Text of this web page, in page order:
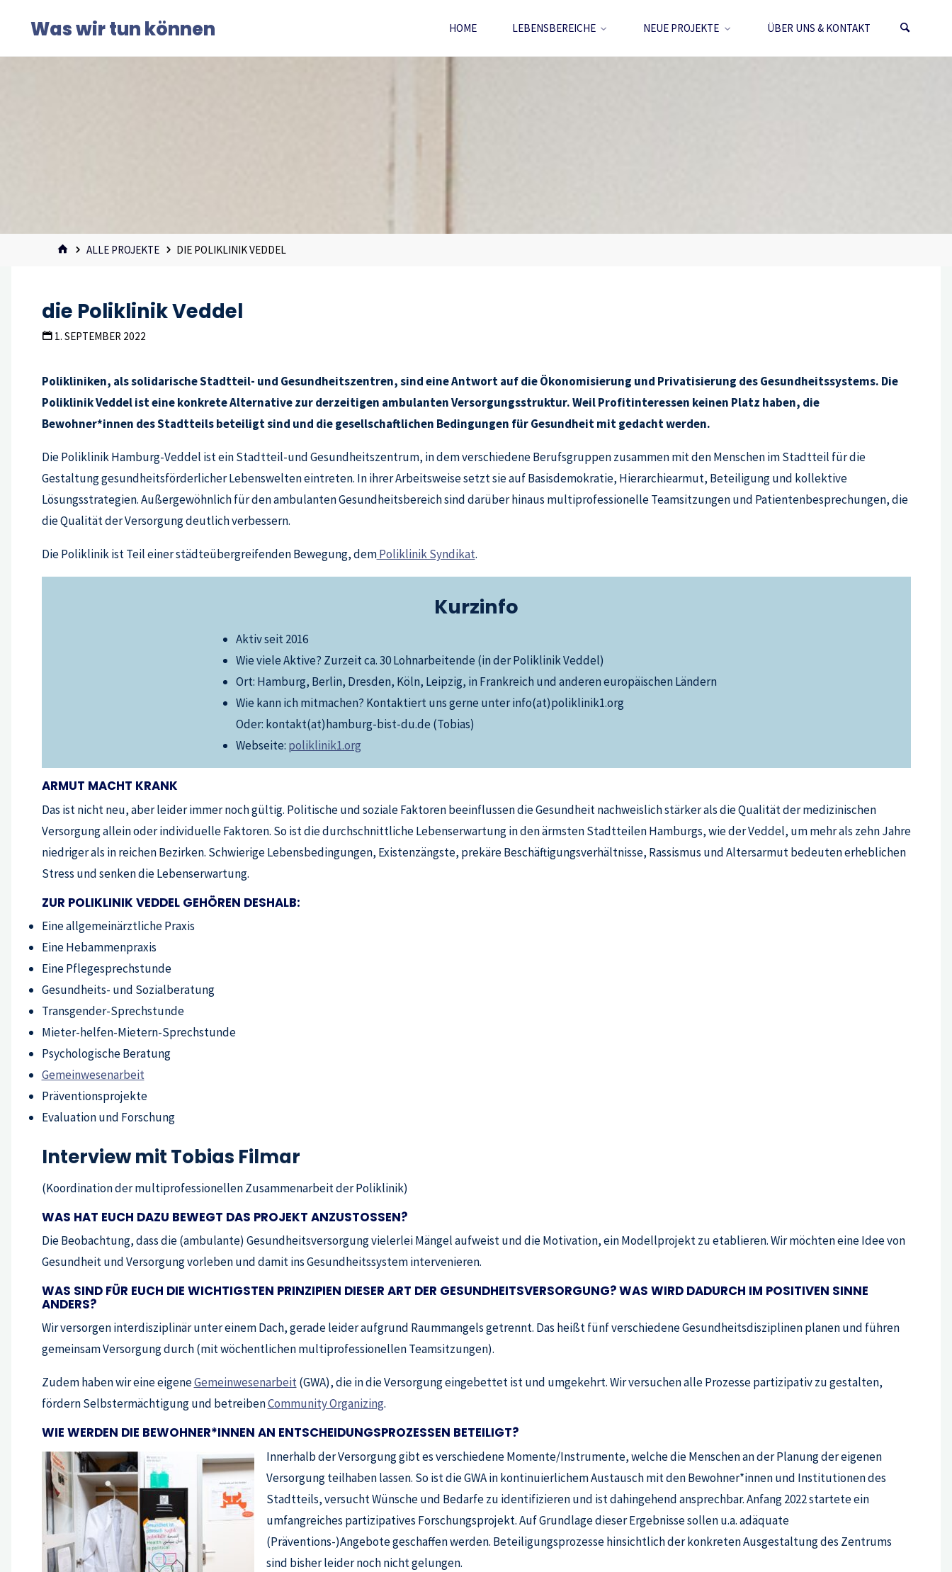
Was wir tun können HOME LEBENSBEREICHE NEUE PROJEKTE ÜBER UNS & KONTAKT
STARTALLE PROJEKTE DIE POLIKLINIK VEDDEL
die Poliklinik Veddel
1. SEPTEMBER 2022
Polikliniken, als solidarische Stadtteil- und Gesundheitszentren, sind eine Antwort auf die Ökonomisierung und Privatisierung des Gesundheitssystems. Die
Poliklinik Veddel ist eine konkrete Alternative zur derzeitigen ambulanten Versorgungsstruktur. Weil Profitinteressen keinen Platz haben, die
Bewohner*innen des Stadtteils beteiligt sind und die gesellschaftlichen Bedingungen für Gesundheit mit gedacht werden.
Die Poliklinik Hamburg-Veddel ist ein Stadtteil-und Gesundheitszentrum, in dem verschiedene Berufsgruppen zusammen mit den Menschen im Stadtteil für die
Gestaltung gesundheitsförderlicher Lebenswelten eintreten. In ihrer Arbeitsweise setzt sie auf Basisdemokratie, Hierarchiearmut, Beteiligung und kollektive
Lösungsstrategien. Außergewöhnlich für den ambulanten Gesundheitsbereich sind darüber hinaus multiprofessionelle Teamsitzungen und Patientenbesprechungen, die
die Qualität der Versorgung deutlich verbessern.
Die Poliklinik ist Teil einer städteübergreifenden Bewegung, demPoliklinik Syndikat.
Kurzinfo
Aktiv seit 2016
Wie viele Aktive? Zurzeit ca. 30 Lohnarbeitende (in der Poliklinik Veddel)
Ort: Hamburg, Berlin, Dresden, Köln, Leipzig, in Frankreich und anderen europäischen Ländern
Wie kann ich mitmachen? Kontaktiert uns gerne unter info(at)poliklinik1.org
Oder: kontakt(at)hamburg-bist-du.de (Tobias)
Webseite: poliklinik1.org
ARMUT MACHT KRANK
Das ist nicht neu, aber leider immer noch gültig. Politische und soziale Faktoren beeinflussen die Gesundheit nachweislich stärker als die Qualität der medizinischen
Versorgung allein oder individuelle Faktoren. So ist die durchschnittliche Lebenserwartung in den ärmsten Stadtteilen Hamburgs, wie der Veddel, um mehr als zehn Jahre
niedriger als in reichen Bezirken. Schwierige Lebensbedingungen, Existenzängste, prekäre Beschäftigungsverhältnisse, Rassismus und Altersarmut bedeuten erheblichen
Stress und senken die Lebenserwartung.
ZUR POLIKLINIK VEDDEL GEHÖREN DESHALB:
Eine allgemeinärztliche Praxis
Eine Hebammenpraxis
Eine Pflegesprechstunde
Gesundheits- und Sozialberatung
Transgender-Sprechstunde
Mieter-helfen-Mietern-Sprechstunde
Psychologische Beratung
Gemeinwesenarbeit
Präventionsprojekte
Evaluation und Forschung
Interview mit Tobias Filmar
(Koordination der multiprofessionellen Zusammenarbeit der Poliklinik)
WAS HAT EUCH DAZU BEWEGT DAS PROJEKT ANZUSTOSSEN?
Die Beobachtung, dass die (ambulante) Gesundheitsversorgung vielerlei Mängel aufweist und die Motivation, ein Modellprojekt zu etablieren. Wir möchten eine Idee von
Gesundheit und Versorgung vorleben und damit ins Gesundheitssystem intervenieren.
WAS SIND FÜR EUCH DIE WICHTIGSTEN PRINZIPIEN DIESER ART DER GESUNDHEITSVERSORGUNG? WAS WIRD DADURCH IM POSITIVEN SINNE
ANDERS?
Wir versorgen interdisziplinär unter einem Dach, gerade leider aufgrund Raummangels getrennt. Das heißt fünf verschiedene Gesundheitsdisziplinen planen und führen
gemeinsam Versorgung durch (mit wöchentlichen multiprofessionellen Teamsitzungen).
Zudem haben wir eine eigeneGemeinwesenarbeit(GWA), die in die Versorgung eingebettet ist und umgekehrt. Wir versuchen alle Prozesse partizipativ zu gestalten,
fördern Selbstermächtigung und betreibenCommunity Organizing.
WIE WERDEN DIE BEWOHNER*INNEN AN ENTSCHEIDUNGSPROZESSEN BETEILIGT?
Innerhalb der Versorgung gibt es verschiedene Momente/Instrumente, welche die Menschen an der Planung der eigenen
Versorgung teilhaben lassen. So ist die GWA in kontinuierlichem Austausch mit den Bewohner*innen und Institutionen des
Stadtteils, versucht Wünsche und Bedarfe zu identifizieren und ist dahingehend ansprechbar. Anfang 2022 startete ein
umfangreiches partizipatives Forschungsprojekt. Auf Grundlage dieser Ergebnisse sollen u.a. adäquate
(Präventions-)Angebote geschaffen werden. Beteiligungsprozesse hinsichtlich der konkreten Ausgestaltung des Zentrums
sind bisher leider noch nicht gelungen.